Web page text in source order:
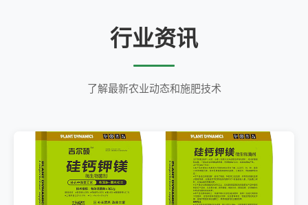
行业资讯
了解最新农业动态和施肥技术